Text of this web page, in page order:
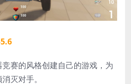
赛的风格创建自己的游戏，为
灭对手。